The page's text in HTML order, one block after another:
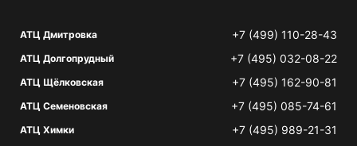
АТЦ Дмитровка +7 (499) 110-28-43
АТЦ Долгопрудный +7 (495) 032-08-22
АТЦ Щёлковская +7 (495) 162-90-81
АТЦ Семеновская +7 (495) 085-74-61
АТЦ Химки +7 (495) 989-21-31